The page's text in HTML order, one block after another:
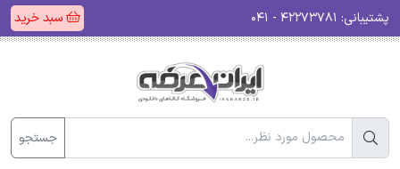
پشتیبانی: سبد خرید
جستجو